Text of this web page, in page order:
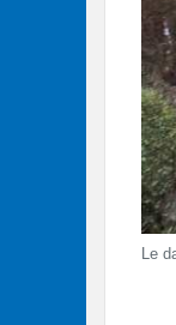
Le